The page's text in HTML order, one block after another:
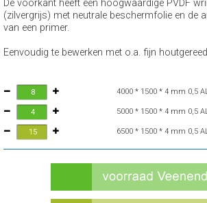
De voorkant heeft een hoogwaardige PVDF
(zilvergrijs) met neutrale beschermfolie en de
van een primer.
Eenvoudig te bewerken met o.a. fijn
4000 * 1500 * 4 mm 0,5
5000 * 1500 * 4 mm 0,5
6500 * 1500 * 4 mm 0,5